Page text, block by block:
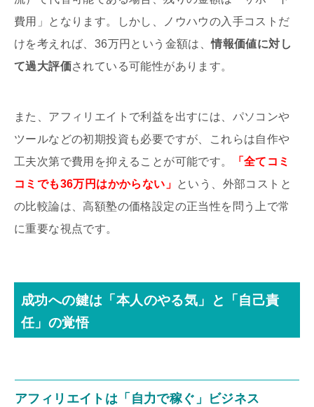
費用」となります。しかし、ノウハウの入手コストだ
けを考えれば、36万円という金額は、情報価値に対し
て過大評価されている可能性があります。
また、アフィリエイトで利益を出すには、パソコンや
ツールなどの初期投資も必要ですが、これらは自作や
工夫次第で費用を抑えることが可能です。
「全てコミ
コミでも36万円はかからない」 という、外部コストと
の比較論は、高額塾の価格設定の正当性を問う上で常
に重要な視点です。
成功への鍵は「本人のやる気」と「自己責
任」の覚悟
アフィリエイトは「自力で稼ぐ」ビジネス